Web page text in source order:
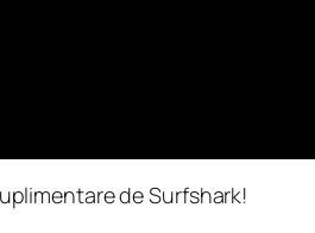
de Surfshark!